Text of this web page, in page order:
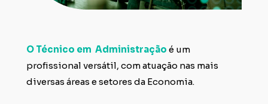
O Técnico em  Administração é um
profissional versátil, com atuação nas mais
diversas áreas e setores da Economia.